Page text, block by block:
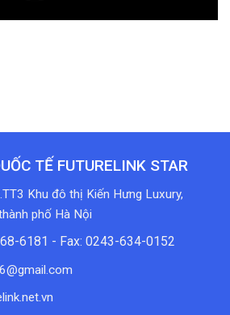
TẾ FUTURELINK STAR
Khu đô thị Kiến Hưng Luxury,
phố Hà Nội
6181 - Fax: 0243-634-0152